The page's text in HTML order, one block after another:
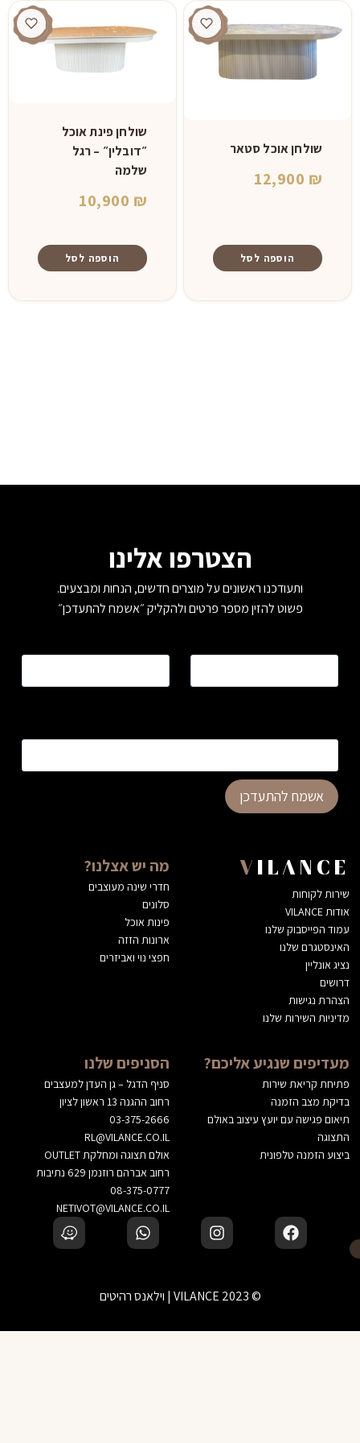
יש
מספר
האפשרויות
בעמוד
שולחן אוכל סטאר
12,900 ₪
הוספה לסל
שולחן פינת אוכל
״דובלין״ – רגל
שלמה
10,900 ₪
הוספה לסל
הצטרפו אלינו
ותעודכנו ראשונים על מוצרים חדשים, הנחות ומבצעים.
פשוט להזין מספר פרטים ולהקליק ״אשמח להתעדכן״
אשמח להתעדכן
VILANCE
שירות לקוחות
אודות VILANCE
עמוד הפייסבוק שלנו
האינסטגרם שלנו
נציג אונליין
דרושים
הצהרת נגישות
מדיניות השירות שלנו
מה יש אצלנו?
חדרי שינה מעוצבים
סלונים
פינות אוכל
ארונות הזזה
חפצי נוי ואביזרים
מעדיפים שנגיע אליכם?
פתיחת קריאת שירות
בדיקת מצב הזמנה
תיאום פגישה עם יועץ עיצוב באולם
התצוגה
ביצוע הזמנה טלפונית
הסניפים שלנו
סניף הדגל – גן העדן למעצבים
רחוב ההגנה 13 ראשון לציון
03-375-2666
RL@VILANCE.CO.IL
אולם תצוגה ומחלקת OUTLET
רחוב אברהם רוזנמן 629 נתיבות
08-375-0777
NETIVOT@VILANCE.CO.IL
© 2023 VILANCE | וילאנס רהיטים